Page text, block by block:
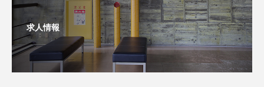
求人情報